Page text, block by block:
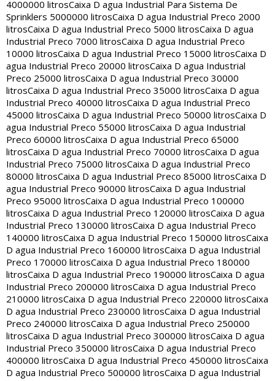
4000000 litrosCaixa D agua Industrial Para Sistema De
Sprinklers 5000000 litrosCaixa D agua Industrial Preco 2000
litrosCaixa D agua Industrial Preco 5000 litrosCaixa D agua
Industrial Preco 7000 litrosCaixa D agua Industrial Preco
10000 litrosCaixa D agua Industrial Preco 15000 litrosCaixa D
agua Industrial Preco 20000 litrosCaixa D agua Industrial
Preco 25000 litrosCaixa D agua Industrial Preco 30000
litrosCaixa D agua Industrial Preco 35000 litrosCaixa D agua
Industrial Preco 40000 litrosCaixa D agua Industrial Preco
45000 litrosCaixa D agua Industrial Preco 50000 litrosCaixa D
agua Industrial Preco 55000 litrosCaixa D agua Industrial
Preco 60000 litrosCaixa D agua Industrial Preco 65000
litrosCaixa D agua Industrial Preco 70000 litrosCaixa D agua
Industrial Preco 75000 litrosCaixa D agua Industrial Preco
80000 litrosCaixa D agua Industrial Preco 85000 litrosCaixa D
agua Industrial Preco 90000 litrosCaixa D agua Industrial
Preco 95000 litrosCaixa D agua Industrial Preco 100000
litrosCaixa D agua Industrial Preco 120000 litrosCaixa D agua
Industrial Preco 130000 litrosCaixa D agua Industrial Preco
140000 litrosCaixa D agua Industrial Preco 150000 litrosCaixa
D agua Industrial Preco 160000 litrosCaixa D agua Industrial
Preco 170000 litrosCaixa D agua Industrial Preco 180000
litrosCaixa D agua Industrial Preco 190000 litrosCaixa D agua
Industrial Preco 200000 litrosCaixa D agua Industrial Preco
210000 litrosCaixa D agua Industrial Preco 220000 litrosCaixa
D agua Industrial Preco 230000 litrosCaixa D agua Industrial
Preco 240000 litrosCaixa D agua Industrial Preco 250000
litrosCaixa D agua Industrial Preco 300000 litrosCaixa D agua
Industrial Preco 350000 litrosCaixa D agua Industrial Preco
400000 litrosCaixa D agua Industrial Preco 450000 litrosCaixa
D agua Industrial Preco 500000 litrosCaixa D agua Industrial